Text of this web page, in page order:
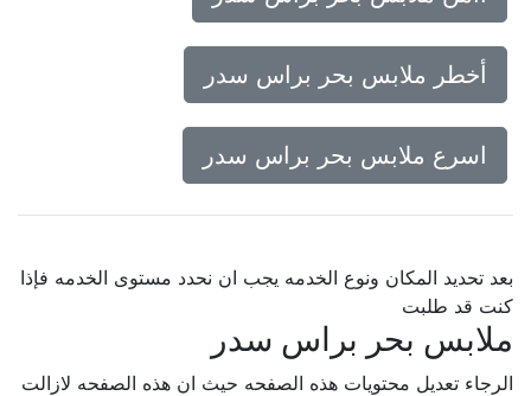
أخطر ملابس بحر براس سدر
اسرع ملابس بحر براس سدر
بعد تحديد المكان ونوع الخدمه يجب ان نحدد مستوى الخدمه فإذا
كنت قد طلبت
ملابس بحر براس سدر
الرجاء تعديل محتويات هذه الصفحه حيث ان هذه الصفحه لازالت